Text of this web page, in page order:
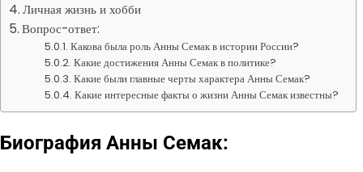
Личная жизнь и хобби
Вопрос-ответ:
Какова была роль Анны Семак в истории России?
Какие достижения Анны Семак в политике?
Какие были главные черты характера Анны Семак?
Какие интересные факты о жизни Анны Семак известны?
Биография Анны Семак: